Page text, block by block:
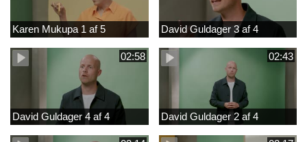
Karen Mukupa 1 af 5 David Guldager 3 af 4
02:58
David Guldager 4 af 4
02:43
David Guldager 2 af 4